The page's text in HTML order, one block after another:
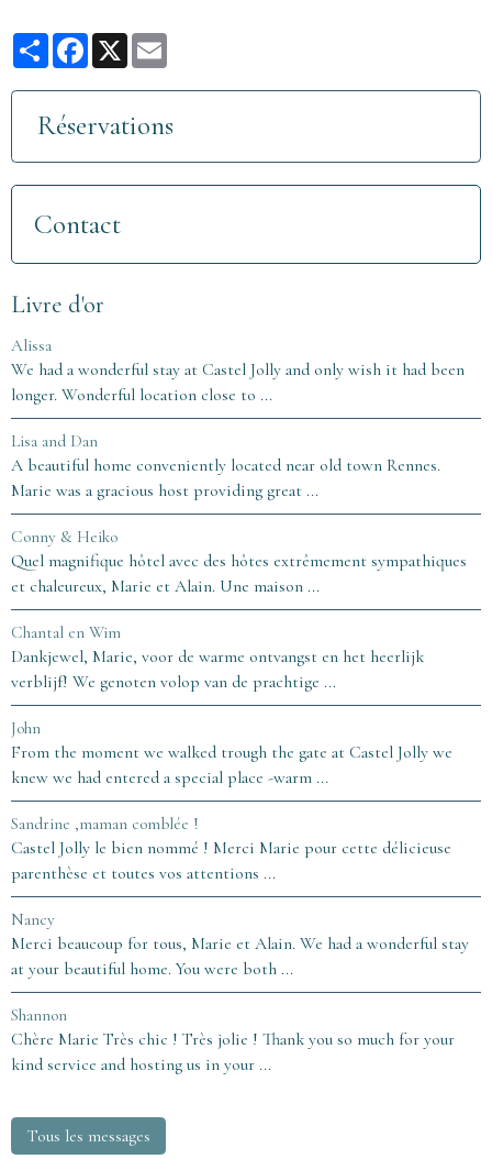
PartagerFacebook
X
Réservations
Contact
Livre d'or
Alissa
We had a wonderful stay at Castel Jolly and only wish it had been
longer. Wonderful location close to ...
Lisa and Dan
A beautiful home conveniently located near old town Rennes.
Marie was a gracious host providing great ...
Conny & Heiko
Quel magnifique hôtel avec des hôtes extrêmement sympathiques
et chaleureux, Marie et Alain. Une maison ...
Chantal en Wim
Dankjewel, Marie, voor de warme ontvangst en het heerlijk
verblijf! We genoten volop van de prachtige ...
John
From the moment we walked trough the gate at Castel Jolly we
knew we had entered a special place -warm ...
Sandrine ,maman comblée !
Castel Jolly le bien nommé ! Merci Marie pour cette délicieuse
parenthèse et toutes vos attentions ...
Nancy
Merci beaucoup for tous, Marie et Alain. We had a wonderful stay
at your beautiful home. You were both ...
Shannon
Chère Marie Très chic ! Très jolie ! Thank you so much for your
kind service and hosting us in your ...
Tous les messages